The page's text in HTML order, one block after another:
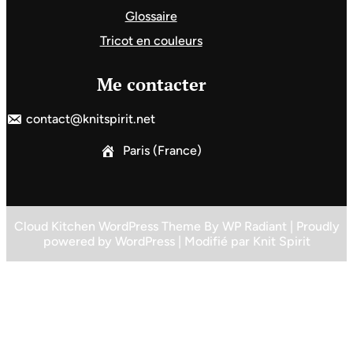
Glossaire
Tricot en couleurs
Me contacter
contact@knitspirit.net
Paris (France)
Cloud Kitchen WordPress Theme By WP Radiant | Proudly
powered by WordPress| Modifié par Knit Spirit